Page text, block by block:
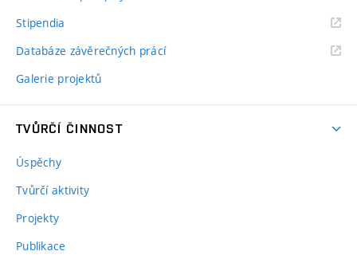
Stipendia
Databáze závěrečných prácí
Galerie projektů
TVŮRČÍ ČINNOST
Úspěchy
Tvůrčí aktivity
Projekty
Publikace